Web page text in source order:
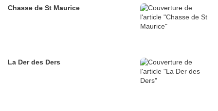
Chasse de St Maurice
La Der des Ders